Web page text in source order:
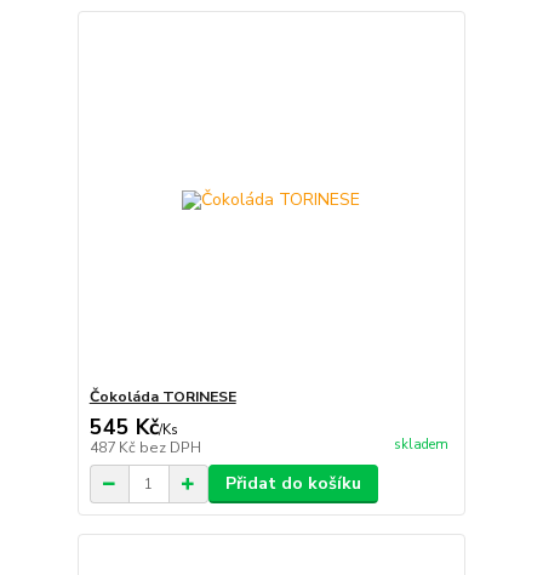
Čokoláda TORINESE
545 Kč/Ks
487 Kč bez DPH skladem
Přidat do košíku